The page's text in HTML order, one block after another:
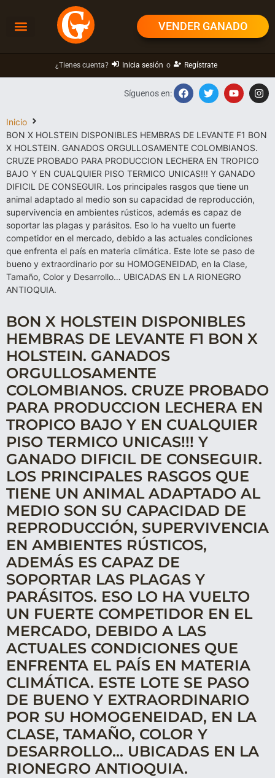
VENDER GANADO
¿Tienes cuenta? Inicia sesión o Regístrate
Inicio
BON X HOLSTEIN DISPONIBLES HEMBRAS DE LEVANTE F1 BON
X HOLSTEIN. GANADOS ORGULLOSAMENTE COLOMBIANOS.
CRUZE PROBADO PARA PRODUCCION LECHERA EN TROPICO
BAJO Y EN CUALQUIER PISO TERMICO UNICAS!!! Y GANADO
DIFICIL DE CONSEGUIR. Los principales rasgos que tiene un
animal adaptado al medio son su capacidad de reproducción,
supervivencia en ambientes rústicos, además es capaz de
soportar las plagas y parásitos. Eso lo ha vuelto un fuerte
competidor en el mercado, debido a las actuales condiciones
que enfrenta el país en materia climática. Este lote se paso de
bueno y extraordinario por su HOMOGENEIDAD, en la Clase,
Tamaño, Color y Desarrollo… UBICADAS EN LA RIONEGRO
ANTIOQUIA.
Síguenos en:
BON X HOLSTEIN DISPONIBLES
HEMBRAS DE LEVANTE F1 BON X
HOLSTEIN. GANADOS
ORGULLOSAMENTE
COLOMBIANOS. CRUZE PROBADO
PARA PRODUCCION LECHERA EN
TROPICO BAJO Y EN CUALQUIER
PISO TERMICO UNICAS!!! Y
GANADO DIFICIL DE CONSEGUIR.
LOS PRINCIPALES RASGOS QUE
TIENE UN ANIMAL ADAPTADO AL
MEDIO SON SU CAPACIDAD DE
REPRODUCCIÓN, SUPERVIVENCIA
EN AMBIENTES RÚSTICOS,
ADEMÁS ES CAPAZ DE
SOPORTAR LAS PLAGAS Y
PARÁSITOS. ESO LO HA VUELTO
UN FUERTE COMPETIDOR EN EL
MERCADO, DEBIDO A LAS
ACTUALES CONDICIONES QUE
ENFRENTA EL PAÍS EN MATERIA
CLIMÁTICA. ESTE LOTE SE PASO
DE BUENO Y EXTRAORDINARIO
POR SU HOMOGENEIDAD, EN LA
CLASE, TAMAÑO, COLOR Y
DESARROLLO... UBICADAS EN LA
RIONEGRO ANTIOQUIA.